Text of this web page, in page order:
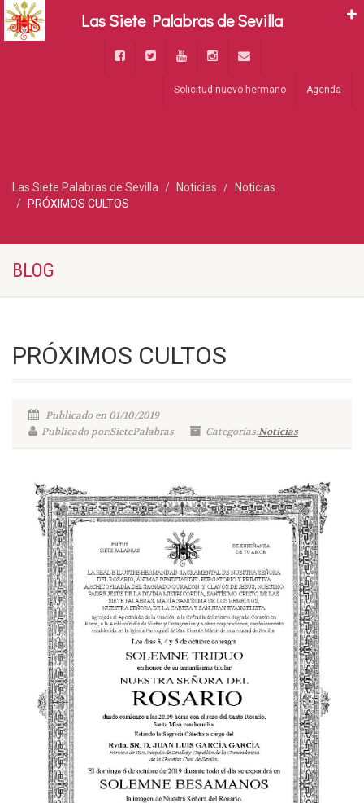
Solicitud nuevo hermano Agenda
Las Siete Palabras de Sevilla Noticias
Noticias
PRÓXIMOS CULTOS
BLOG
PRÓXIMOS CULTOS
Publicado en 01/10/2019
Publicado por:SietePalabras
Categorías:Noticias
Las Siete Palabras de Sevilla